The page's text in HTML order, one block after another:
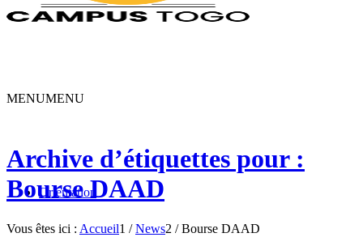
MENUMENU
Orientation
Archive d’étiquettes pour :
Bourse DAAD
Vous êtes ici : Accueil1 / News2 / Bourse DAAD